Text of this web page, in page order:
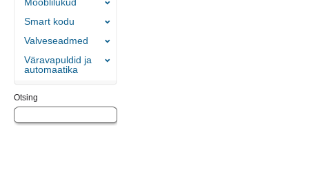
Smart kodu
Valveseadmed
Väravapuldid ja
automaatika
Otsing